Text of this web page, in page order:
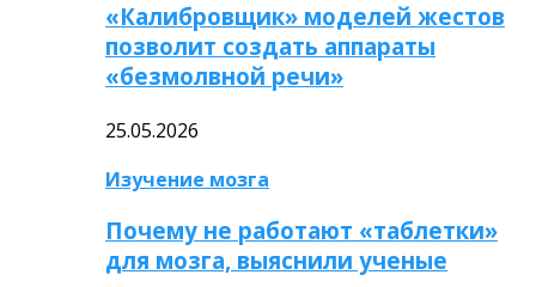
«Калибровщик» моделей жестов
позволит создать аппараты
«безмолвной речи»
25.05.2026
Изучение мозга
Почему не работают «таблетки»
для мозга, выяснили ученые